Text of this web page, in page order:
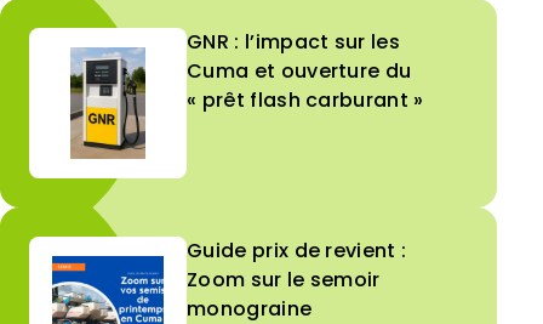
GNR : l’impact sur les
Cuma et ouverture du
« prêt flash carburant »
Guide prix de revient :
Zoom sur le semoir
monograine